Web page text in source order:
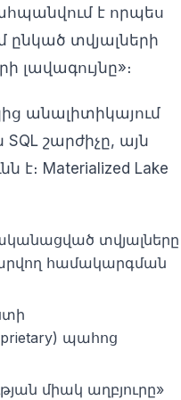
է որպես
տվյալների
լավագույնը»։
անալիտիկայում
շարժիչը, այն
Materialized Lake
տվյալները
համակարգման
պահոց
միակ աղբյուրը»